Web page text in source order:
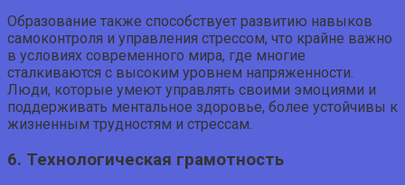
Образование также способствует развитию навыков
самоконтроля и управления стрессом, что крайне важно
в условиях современного мира, где многие
сталкиваются с высоким уровнем напряженности.
Люди, которые умеют управлять своими эмоциями и
поддерживать ментальное здоровье, более устойчивы к
жизненным трудностям и стрессам.
6. Технологическая грамотность